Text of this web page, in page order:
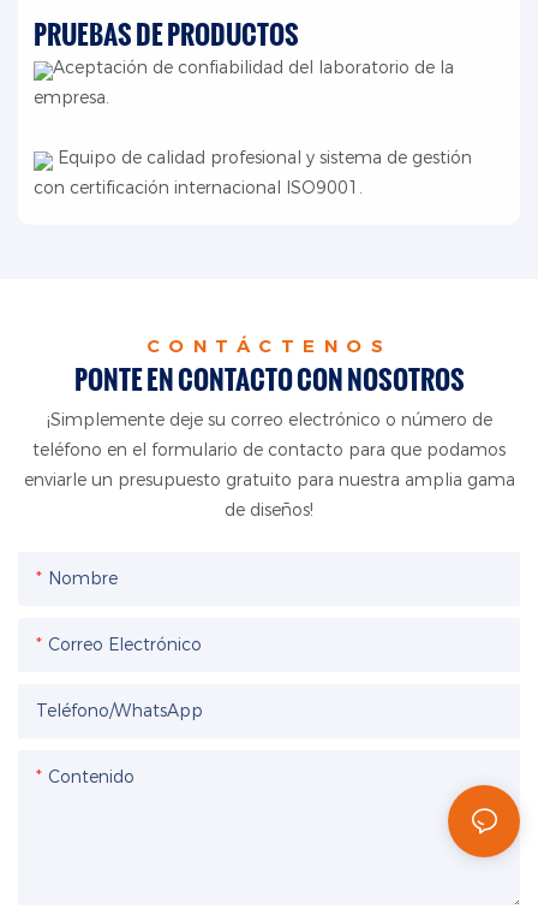
PRUEBAS DE PRODUCTOS
Aceptación de confiabilidad del laboratorio de la
empresa.
Equipo de calidad profesional y sistema de gestión
con certificación internacional ISO9001.
CONTÁCTENOS
PONTE EN CONTACTO CON NOSOTROS
¡Simplemente deje su correo electrónico o número de
teléfono en el formulario de contacto para que podamos
enviarle un presupuesto gratuito para nuestra amplia gama
de diseños!
Nombre
Correo Electrónico
Teléfono/WhatsApp
Contenido